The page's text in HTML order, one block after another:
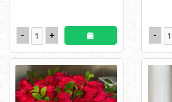
PARA
ELAS
PARA
ELES